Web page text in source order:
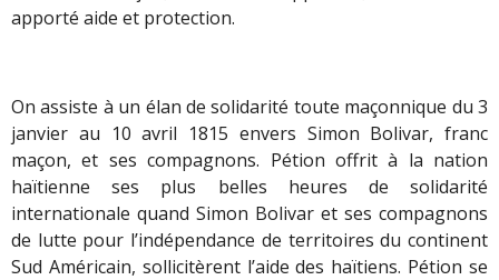
apporté aide et protection.
On assiste à un élan de solidarité toute maçonnique du 3
janvier au 10 avril 1815 envers Simon Bolivar, franc
maçon, et ses compagnons. Pétion offrit à la nation
haïtienne ses plus belles heures de solidarité
internationale quand Simon Bolivar et ses compagnons
de lutte pour l’indépendance de territoires du continent
Sud Américain, sollicitèrent l’aide des haïtiens. Pétion se